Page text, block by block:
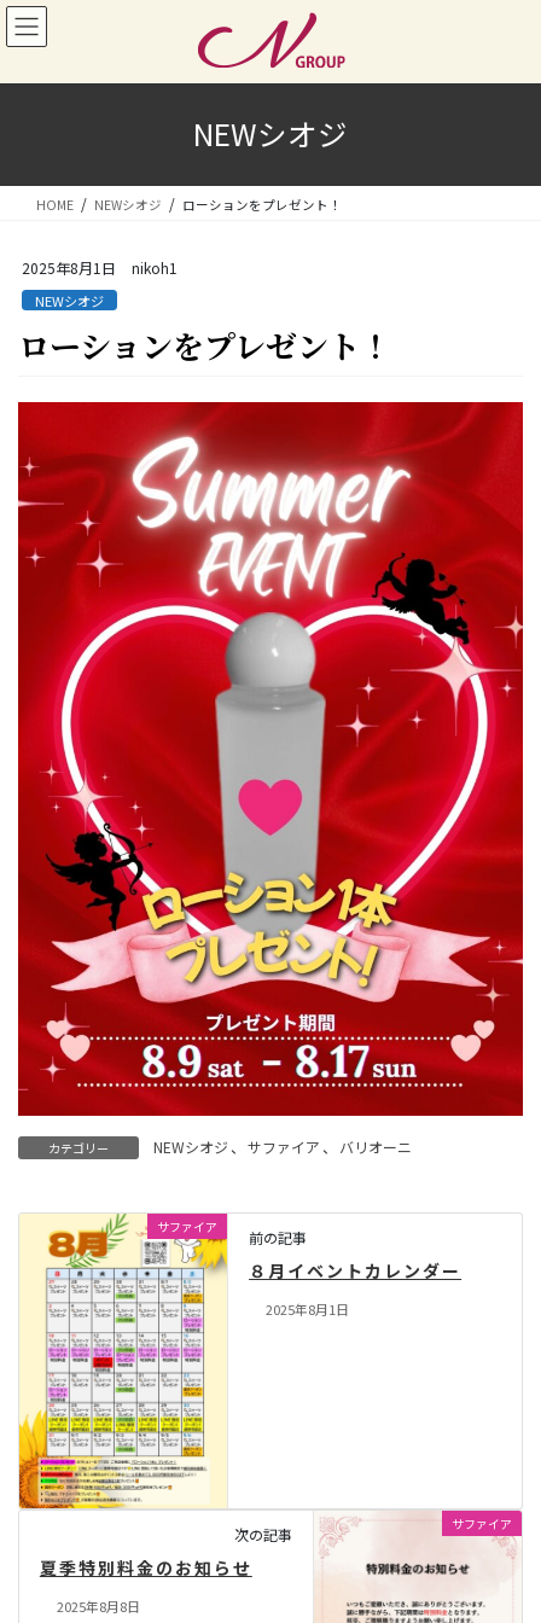
コ
ン
ン
キ
ナ
ビ
ー
に
NEWシオジ
HOME NEWシオジ ローションをプレゼント！
2025年8月1日 nikoh1
NEWシオジ
ローションをプレゼント！
カテゴリー NEWシオジ 、 サファイア 、 バリオーニ
サファイア
前の記事
８月イベントカレンダー
2025年8月1日
サファイア
次の記事
夏季特別料金のお知らせ
2025年8月8日